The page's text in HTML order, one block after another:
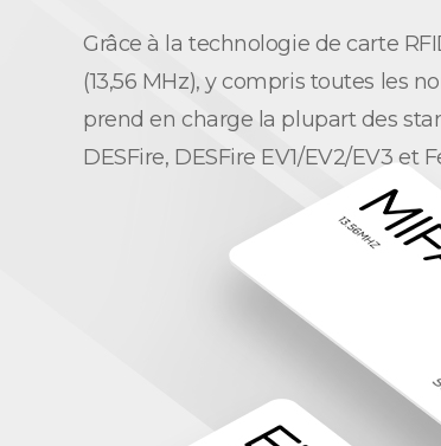
Grâce à la technologie de carte
(13,56 MHz), y compris toutes les
prend en charge la plupart des
DESFire, DESFire EV1/EV2/EV3 et